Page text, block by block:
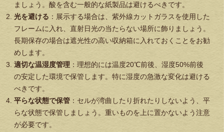
ましょう。酸を含む一般的な紙製品は避けるべきです。
光を避ける ：展示する場合は、紫外線カットガラスを使用した
フレームに入れ、直射日光の当たらない場所に飾りましょう。
長期保存の場合は遮光性の高い収納箱に入れておくことをお勧
めします。
適切な温湿度管理 ：理想的には温度20℃前後、湿度50%前後
の安定した環境で保管します。特に湿度の急激な変化は避ける
べきです。
平らな状態で保管 ：セルが湾曲したり折れたりしないよう、平
らな状態で保管しましょう。重いものを上に置かないよう注意
が必要です。